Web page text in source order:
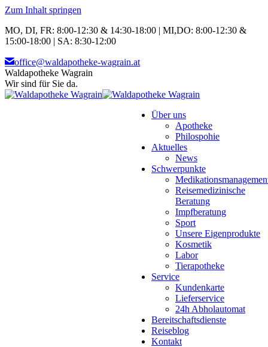
Zum Inhalt springen
MO, DI, FR: 8:00-12:30 & 14:30-18:00 | MI,DO: 8:00-12:30 &
15:00-18:00 | SA: 8:30-12:00
office@waldapotheke-wagrain.at
Waldapotheke Wagrain
Wir sind für Sie da.
Über uns
Apotheke
Philospohie
Aktuelles
News
Schwerpunkte
Reisemedizinische
Beratung
Impfberatung
Sport
Unsere Eigenprodukte
Kosmetik
Labor
Tierapotheke
Service
Kundenkarte
Lieferservice
24h Abholautomat
Bereitschaftsdienste
Reiseblog
Kontakt